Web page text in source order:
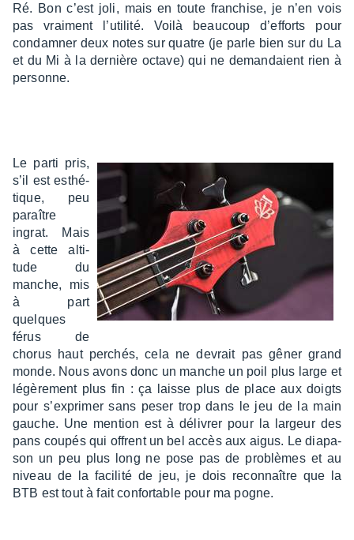
Ré. Bon c’est joli, mais en toute fran­chise, je n’en vois
pas vrai­ment l’uti­lité. Voilà beau­coup d’ef­forts pour
condam­ner deux notes sur quatre (je parle bien sur du La
et du Mi à la dernière octave) qui ne deman­daient rien à
personne.
Le parti pris,
s’il est esthé­
tique, peu
paraître
ingrat. Mais
à cette alti­
tude du
manche, mis
à part
quelques
férus de
chorus haut perchés, cela ne devrait pas gêner grand
monde. Nous avons donc un manche un poil plus large et
légè­re­ment plus fin : ça laisse plus de place aux doigts
pour s’ex­pri­mer sans peser trop dans le jeu de la main
gauche. Une mention est à déli­vrer pour la largeur des
pans coupés qui offrent un bel accès aux aigus. Le diapa­
son un peu plus long ne pose pas de problèmes et au
niveau de la faci­lité de jeu, je dois recon­naître que la
BTB est tout à fait confor­table pour ma pogne.